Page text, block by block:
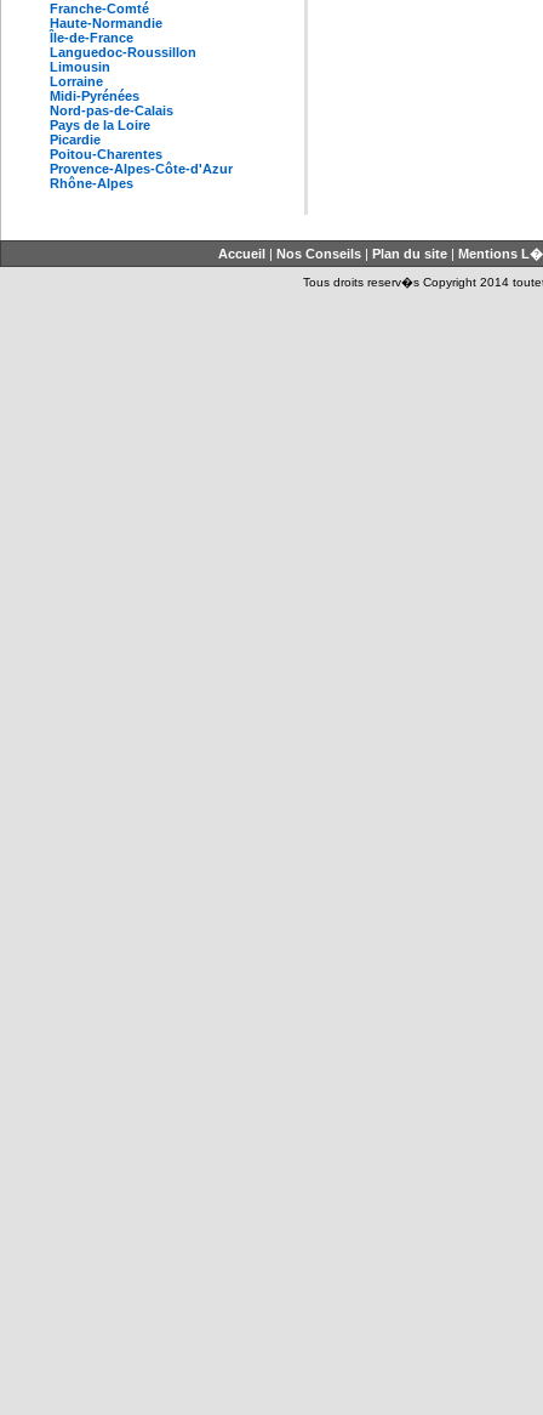
Franche-Comté
Haute-Normandie
Île-de-France
Languedoc-Roussillon
Limousin
Lorraine
Midi-Pyrénées
Nord-pas-de-Calais
Pays de la Loire
Picardie
Poitou-Charentes
Provence-Alpes-Côte-d'Azur
Rhône-Alpes
Accueil| Nos Conseils| Plan du site| Mentions
Tous droits reserv�s Copyright 2014